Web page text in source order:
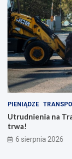
PIENIĄDZE
Utrudnienia na
trwa!
6 sierpnia 2026